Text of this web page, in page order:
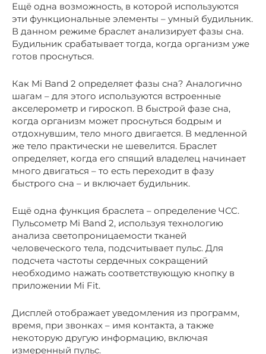
Ещё одна возможность, в которой используются
эти функциональные элементы – умный будильник.
В данном режиме браслет анализирует фазы сна.
Будильник срабатывает тогда, когда организм уже
готов проснуться.
Как Mi Band 2 определяет фазы сна? Аналогично
шагам – для этого используются встроенные
акселерометр и гироскоп. В быстрой фазе сна,
когда организм может проснуться бодрым и
отдохнувшим, тело много двигается. В медленной
же тело практически не шевелится. Браслет
определяет, когда его спящий владелец начинает
много двигаться – то есть переходит в фазу
быстрого сна – и включает будильник.
Ещё одна функция браслета – определение ЧСС.
Пульсометр Mi Band 2, используя технологию
анализа светопроницаемости тканей
человеческого тела, подсчитывает пульс. Для
подсчета частоты сердечных сокращений
необходимо нажать соответствующую кнопку в
приложении Mi Fit.
Дисплей отображает уведомления из программ,
время, при звонках – имя контакта, а также
некоторую другую информацию, включая
измеренный пульс.